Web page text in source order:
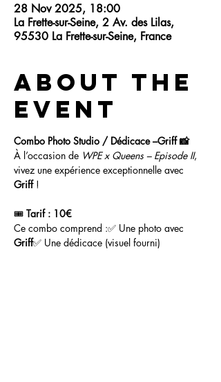
28 Nov 2025, 18:00
La Frette-sur-Seine, 2 Av. des Lilas,
95530 La Frette-sur-Seine, France
About the
event
Combo Photo Studio / Dédicace –Griff 📸
À l’occasion de WPE x Queens – Episode II,
vivez une expérience exceptionnelle avec
Griff !
🎟️ Tarif : 10€
Ce combo comprend :✅ Une photo avec
Griff✅ Une dédicace (visuel fourni)